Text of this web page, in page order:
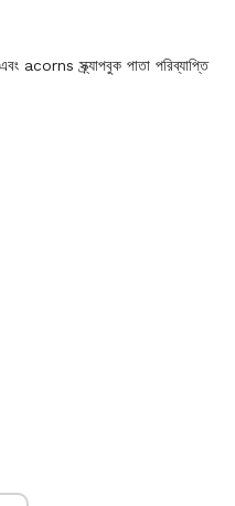
acorns স্ক্র্যাপবুক পাতা পরিব্যাপ্তি